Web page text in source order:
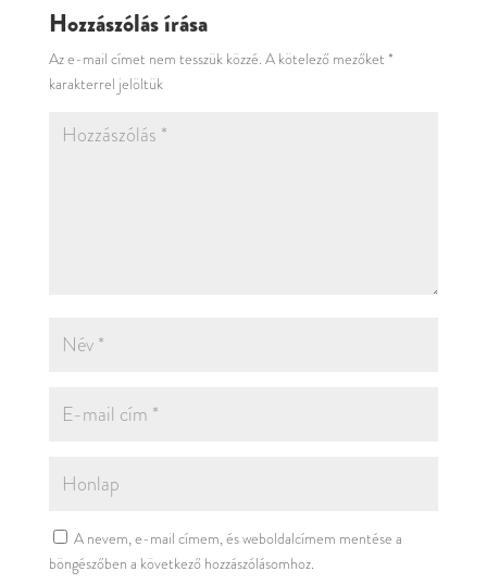
Hozzászólás írása
Az e-mail címet nem tesszük közzé. A kötelező mezőket *
karakterrel jelöltük
A nevem, e-mail címem, és weboldalcímem mentése a
böngészőben a következő hozzászólásomhoz.